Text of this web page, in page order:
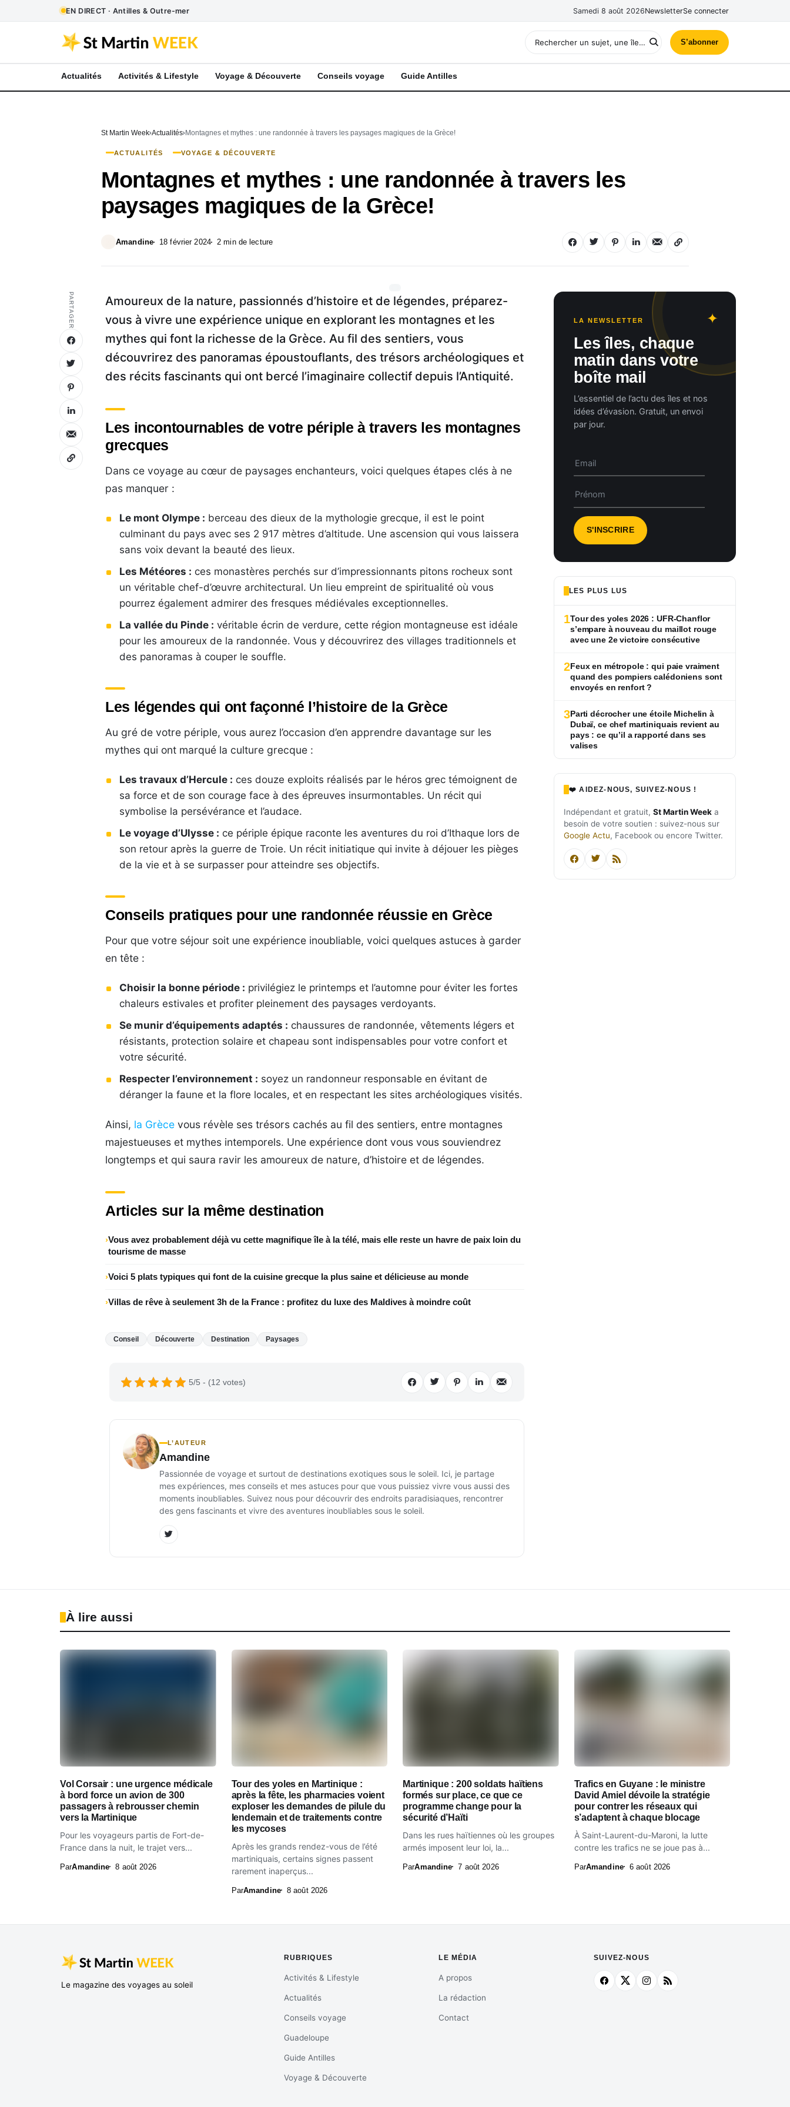
EN DIRECT · Antilles & Outre-mer Samedi 8 août 2026NewsletterSe connecter
S’abonner
Actualités Activités & Lifestyle Voyage & Découverte Conseils voyage Guide Antilles
St Martin Week Actualités Montagnes et mythes : une randonnée à travers les paysages magiques de la Grèce!
ACTUALITÉS VOYAGE & DÉCOUVERTE
Montagnes et mythes : une randonnée à travers les
paysages magiques de la Grèce!
Amandine 18 février 2024 2 min de lecture
PARTAGER
Amoureux de la nature, passionnés d’histoire et de légendes, préparez-
vous à vivre une expérience unique en explorant les montagnes et les
mythes qui font la richesse de la Grèce. Au fil des sentiers, vous
découvrirez des panoramas époustouflants, des trésors archéologiques et
des récits fascinants qui ont bercé l’imaginaire collectif depuis l’Antiquité.
Les incontournables de votre périple à travers les montagnes
grecques
Dans ce voyage au cœur de paysages enchanteurs, voici quelques étapes clés à ne
pas manquer :
Le mont Olympe : berceau des dieux de la mythologie grecque, il est le point
culminant du pays avec ses 2 917 mètres d’altitude. Une ascension qui vous laissera
sans voix devant la beauté des lieux.
Les Météores : ces monastères perchés sur d’impressionnants pitons rocheux sont
un véritable chef-d’œuvre architectural. Un lieu empreint de spiritualité où vous
pourrez également admirer des fresques médiévales exceptionnelles.
La vallée du Pinde : véritable écrin de verdure, cette région montagneuse est idéale
pour les amoureux de la randonnée. Vous y découvrirez des villages traditionnels et
des panoramas à couper le souffle.
Les légendes qui ont façonné l’histoire de la Grèce
Au gré de votre périple, vous aurez l’occasion d’en apprendre davantage sur les
mythes qui ont marqué la culture grecque :
Les travaux d’Hercule : ces douze exploits réalisés par le héros grec témoignent de
sa force et de son courage face à des épreuves insurmontables. Un récit qui
symbolise la persévérance et l’audace.
Le voyage d’Ulysse : ce périple épique raconte les aventures du roi d’Ithaque lors de
son retour après la guerre de Troie. Un récit initiatique qui invite à déjouer les pièges
de la vie et à se surpasser pour atteindre ses objectifs.
Conseils pratiques pour une randonnée réussie en Grèce
Pour que votre séjour soit une expérience inoubliable, voici quelques astuces à garder
en tête :
Choisir la bonne période : privilégiez le printemps et l’automne pour éviter les fortes
chaleurs estivales et profiter pleinement des paysages verdoyants.
Se munir d’équipements adaptés : chaussures de randonnée, vêtements légers et
résistants, protection solaire et chapeau sont indispensables pour votre confort et
votre sécurité.
Respecter l’environnement : soyez un randonneur responsable en évitant de
déranger la faune et la flore locales, et en respectant les sites archéologiques visités.
Ainsi, la Grèce vous révèle ses trésors cachés au fil des sentiers, entre montagnes
majestueuses et mythes intemporels. Une expérience dont vous vous souviendrez
longtemps et qui saura ravir les amoureux de nature, d’histoire et de légendes.
Articles sur la même destination
Vous avez probablement déjà vu cette magnifique île à la télé, mais elle reste un havre de paix loin du
tourisme de masse
Voici 5 plats typiques qui font de la cuisine grecque la plus saine et délicieuse au monde
Villas de rêve à seulement 3h de la France : profitez du luxe des Maldives à moindre coût
Conseil Découverte Destination Paysages
5/5 - (12 votes)
L’AUTEUR
Amandine
Passionnée de voyage et surtout de destinations exotiques sous le soleil. Ici, je partage
mes expériences, mes conseils et mes astuces pour que vous puissiez vivre vous aussi des
moments inoubliables. Suivez nous pour découvrir des endroits paradisiaques, rencontrer
des gens fascinants et vivre des aventures inoubliables sous le soleil.
LA NEWSLETTER
Les îles, chaque
matin dans votre
boîte mail
L’essentiel de l’actu des îles et nos
idées d’évasion. Gratuit, un envoi
par jour.
LES PLUS LUS
1Tour des yoles 2026 : UFR-Chanflor
s’empare à nouveau du maillot rouge
avec une 2e victoire consécutive
2Feux en métropole : qui paie vraiment
quand des pompiers calédoniens sont
envoyés en renfort ?
3Parti décrocher une étoile Michelin à
Dubaï, ce chef martiniquais revient au
pays : ce qu’il a rapporté dans ses
valises
❤️ AIDEZ-NOUS, SUIVEZ-NOUS !
Indépendant et gratuit, St Martin Week a
besoin de votre soutien : suivez-nous sur
Google Actu, Facebook ou encore Twitter.
À lire aussi
Vol Corsair : une urgence médicale
à bord force un avion de 300
passagers à rebrousser chemin
vers la Martinique
Pour les voyageurs partis de Fort-de-
France dans la nuit, le trajet vers...
ParAmandine 8 août 2026
Tour des yoles en Martinique :
après la fête, les pharmacies voient
exploser les demandes de pilule du
lendemain et de traitements contre
les mycoses
Après les grands rendez-vous de l’été
martiniquais, certains signes passent
rarement inaperçus...
ParAmandine 8 août 2026
Martinique : 200 soldats haïtiens
formés sur place, ce que ce
programme change pour la
sécurité d’Haïti
Dans les rues haïtiennes où les groupes
armés imposent leur loi, la...
ParAmandine 7 août 2026
Trafics en Guyane : le ministre
David Amiel dévoile la stratégie
pour contrer les réseaux qui
s’adaptent à chaque blocage
À Saint-Laurent-du-Maroni, la lutte
contre les trafics ne se joue pas à...
ParAmandine 6 août 2026
Le magazine des voyages au soleil
RUBRIQUES
Activités & Lifestyle
Actualités
Conseils voyage
Guadeloupe
Guide Antilles
Voyage & Découverte
LE MÉDIA
A propos
La rédaction
Contact
SUIVEZ-NOUS